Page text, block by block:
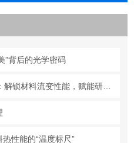
背后的光学密码
高精度UBM粘弹性测试仪：解锁材料流变性能，赋能研发与质控
性能的“温度标尺”